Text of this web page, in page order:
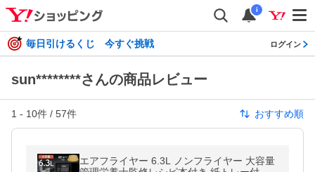
i
毎日引けるくじ 今すぐ挑戦 ログイン
sun********さんの商品レビュー
1 - 10件 / 57件 おすすめ順
エアフライヤー 6.3L ノンフライヤー 大容量